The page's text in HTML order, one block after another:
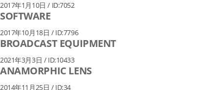
2017年1月10日 / ID:7052
SOFTWARE
2017年10月18日 / ID:7796
BROADCAST EQUIPMENT
2021年3月3日 / ID:10433
ANAMORPHIC LENS
2014年11月25日 / ID:34